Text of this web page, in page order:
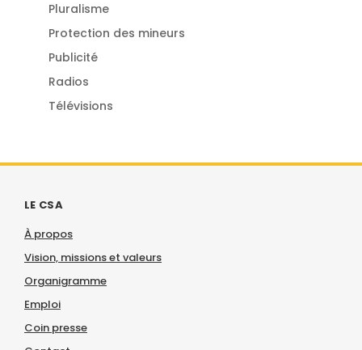
Pluralisme
Protection des mineurs
Publicité
Radios
Télévisions
LE CSA
À propos
Vision, missions et valeurs
Organigramme
Emploi
Coin presse